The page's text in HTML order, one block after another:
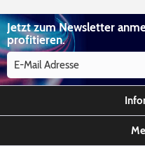
Jetzt zum Newsletter
profitieren.